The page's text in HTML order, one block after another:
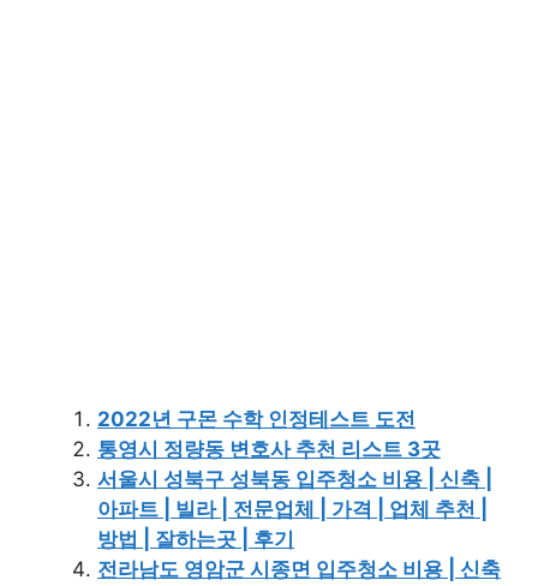
2022년 구몬 수학 인정테스트 도전
통영시 정량동 변호사 추천 리스트 3곳
서울시 성북구 성북동 입주청소 비용 | 신축 |
아파트 | 빌라 | 전문업체 | 가격 | 업체 추천 |
방법 | 잘하는곳 | 후기
전라남도 영암군 시종면 입주청소 비용 | 신축